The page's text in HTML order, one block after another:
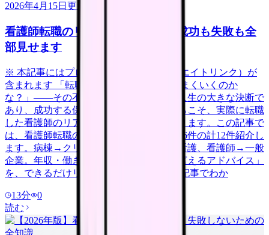
2026年4月15日 更新
看護師転職のリアル体験談12選｜成功も失敗も全
部見せます
※ 本記事にはプロモーション（アフィリエイトリンク）が
含まれます 「転職したいけど、本当にうまくいくのか
な？」——その不安、当然です。転職は人生の大きな決断で
あり、成功する保証はありません。だからこそ、実際に転職
した看護師のリアルな体験談が参考になります。この記事で
は、看護師転職の体験談を成功6件・失敗6件の計12件紹介し
ます。病棟→クリニック、急性期→訪問看護、看護師→一般
企業。年収・働き方の変化と「今だから言えるアドバイス」
を、できるだけリアルに伝えます。 この記事でわか
13分
0
読む